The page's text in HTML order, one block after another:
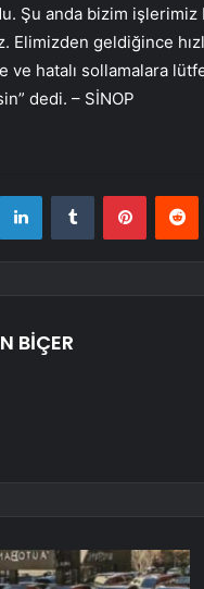
Şu anda bizim
Elimizden geldiğince
ve hatalı sollamalara
dedi. – SİNOP
LinkedInTumblr Pinterest
BİÇER